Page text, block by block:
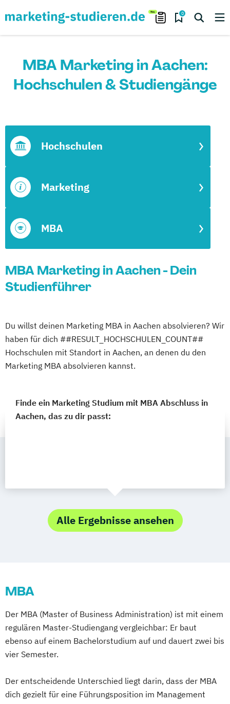
0
MBA Marketing in Aachen:
Hochschulen & Studiengänge
MBA
Marketing
Hochschulen
MBA Marketing in Aachen - Dein
Studienführer
Du willst deinen Marketing MBA in Aachen absolvieren? Wir
haben für dich ##RESULT_HOCHSCHULEN_COUNT##
Hochschulen mit Standort in Aachen, an denen du den
Marketing MBA absolvieren kannst.
Finde ein Marketing Studium mit MBA Abschluss in
Aachen, das zu dir passt:
Alle Ergebnisse ansehen
MBA
Der MBA (Master of Business Administration) ist mit einem
regulären Master-Studiengang vergleichbar: Er baut
ebenso auf einem Bachelorstudium auf und dauert zwei bis
vier Semester.
Der entscheidende Unterschied liegt darin, dass der MBA
dich gezielt für eine Führungsposition im Management